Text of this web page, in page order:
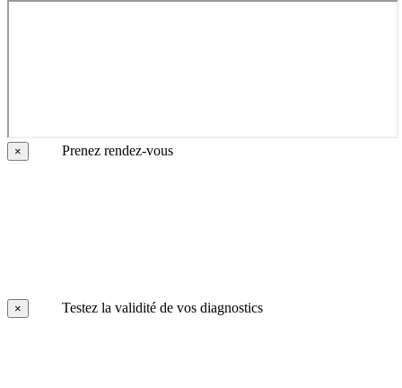
× Prenez rendez-vous
× Testez la validité de vos diagnostics